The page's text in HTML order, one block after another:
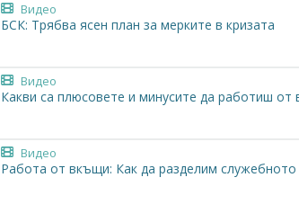
Видео
БСК: Трябва ясен план за мерките в кризата
Видео
Какви са плюсовете и минусите да работиш от
Видео
Работа от вкъщи: Как да разделим